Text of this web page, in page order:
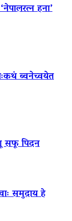
हना’
ब्वनेच्वयेत
सफू पिदन
समुदाय हे